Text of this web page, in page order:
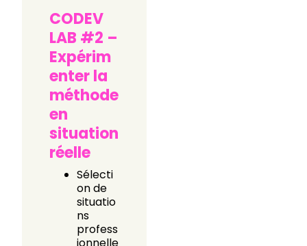
CODEV
LAB #2 –
Expérim
enter la
méthode
en
situation
réelle
Sélecti
on de
situatio
ns
profess
ionnelle